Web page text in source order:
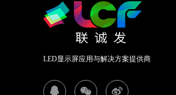
LED显示屏应用与解决方案提供商